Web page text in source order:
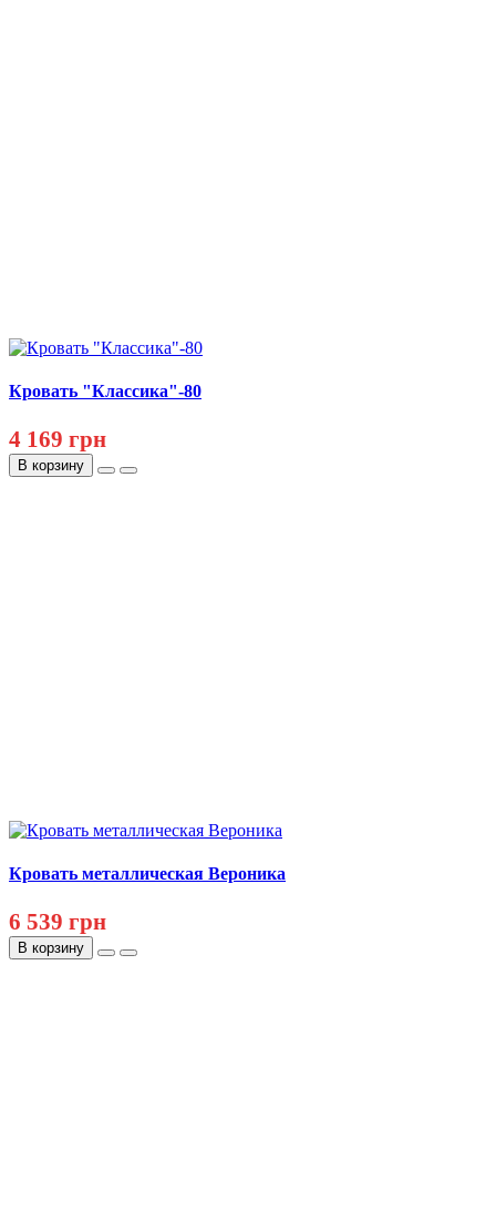
Кровать "Классика"-80
4 169 грн
В корзину
Кровать металлическая Вероника
6 539 грн
В корзину